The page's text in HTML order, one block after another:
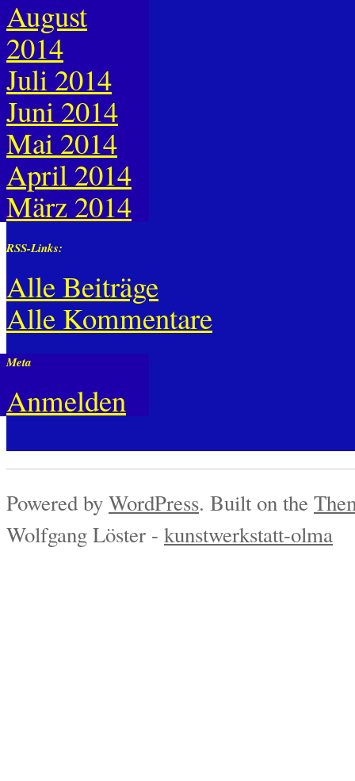
August
2014
Juli 2014
Juni 2014
Mai 2014
April 2014
März 2014
RSS-Links:
Alle Beiträge
Alle Kommentare
Meta
Anmelden
Powered byWordPress. Built on the
Wolfgang Löster - kunstwerkstatt-olma